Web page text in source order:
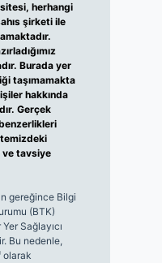
herhangi
şirketi ile
Burada yer
taşımamakta
hakkında
Gerçek
tavsiye
gereğince Bilgi
(BTK)
Sağlayıcı
Bu nedenle,
olarak